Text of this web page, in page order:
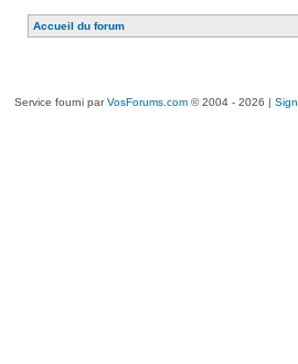
Accueil du forum
Service fourni parVosForums.com© 2004 - 2026 |